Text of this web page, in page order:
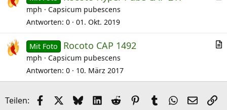
i
mph
Capsicum pubescens
Antworten 0 01. Okt. 2019
i
Mit Foto Rocoto CAP 1492
mph
Capsicum pubescens
Antworten 0 10. März 2017
Teilen: FacebookX (Twitter)
BlueskyLinkedIn
Reddit Pinterest
Tumblr WhatsApp
E-Mail